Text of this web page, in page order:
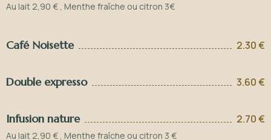
Au lait 2,90 € , Menthe fraîche ou citron 3€
Café Noisette 2.30 €
Double expresso 3.60 €
Infusion nature 2.70 €
Au lait 2,90 € , Menthe fraîche ou citron 3 €